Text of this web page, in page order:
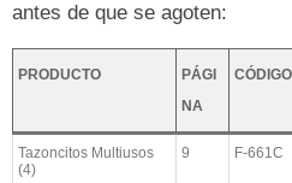
antes de que se agoten:
PRODUCTO
PÁGI
NA
CÓDIGO
Tazoncitos Multiusos
(4)
9 F-661C